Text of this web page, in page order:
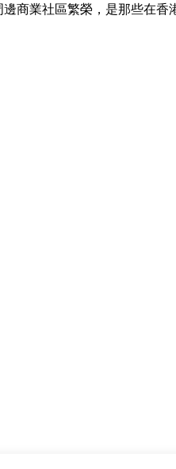
商業社區繁榮，是那些在香